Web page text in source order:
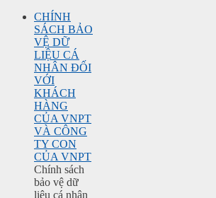
CHÍNH
SÁCH BẢO
VỆ DỮ
LIỆU CÁ
NHÂN ĐỐI
VỚI
KHÁCH
HÀNG
CỦA VNPT
VÀ CÔNG
TY CON
CỦA VNPT
Chính sách
bảo vệ dữ
liệu cá nhân